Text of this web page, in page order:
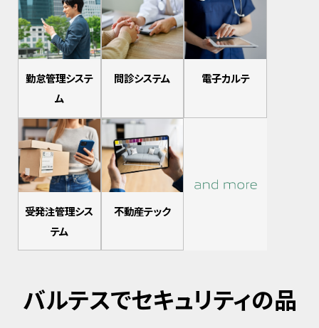
勤怠管理システ
ム
問診システム 電子カルテ
受発注管理シス
テム
不動産テック
バルテスでセキュリティの品